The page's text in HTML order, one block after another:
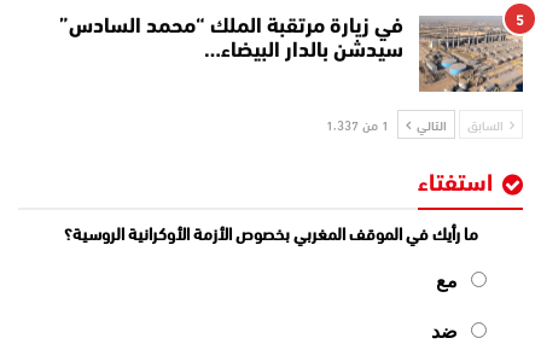
5
في زيارة مرتقبة الملك “محمد السادس”
سيدشن بالدار البيضاء…
السابق التالي 1 من 1٬337
استفتاء
ما رأيك في الموقف المغربي بخصوص الأزمة الأوكرانية الروسية؟
مع
ضد